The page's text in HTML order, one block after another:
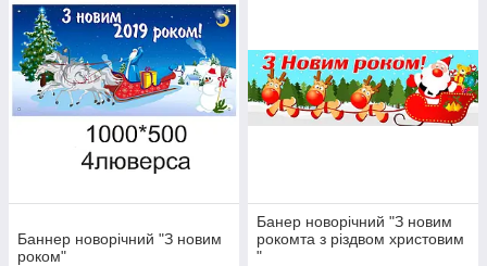
Баннер новорічний "З новим
роком"
Банер новорічний "З новим
рокомта з різдвом христовим
"